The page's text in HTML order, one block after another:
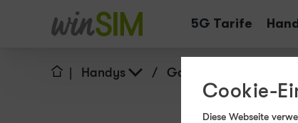
Tarife
| Handys / Google
Cookie-
Diese Webseite